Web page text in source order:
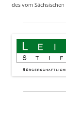
des vom